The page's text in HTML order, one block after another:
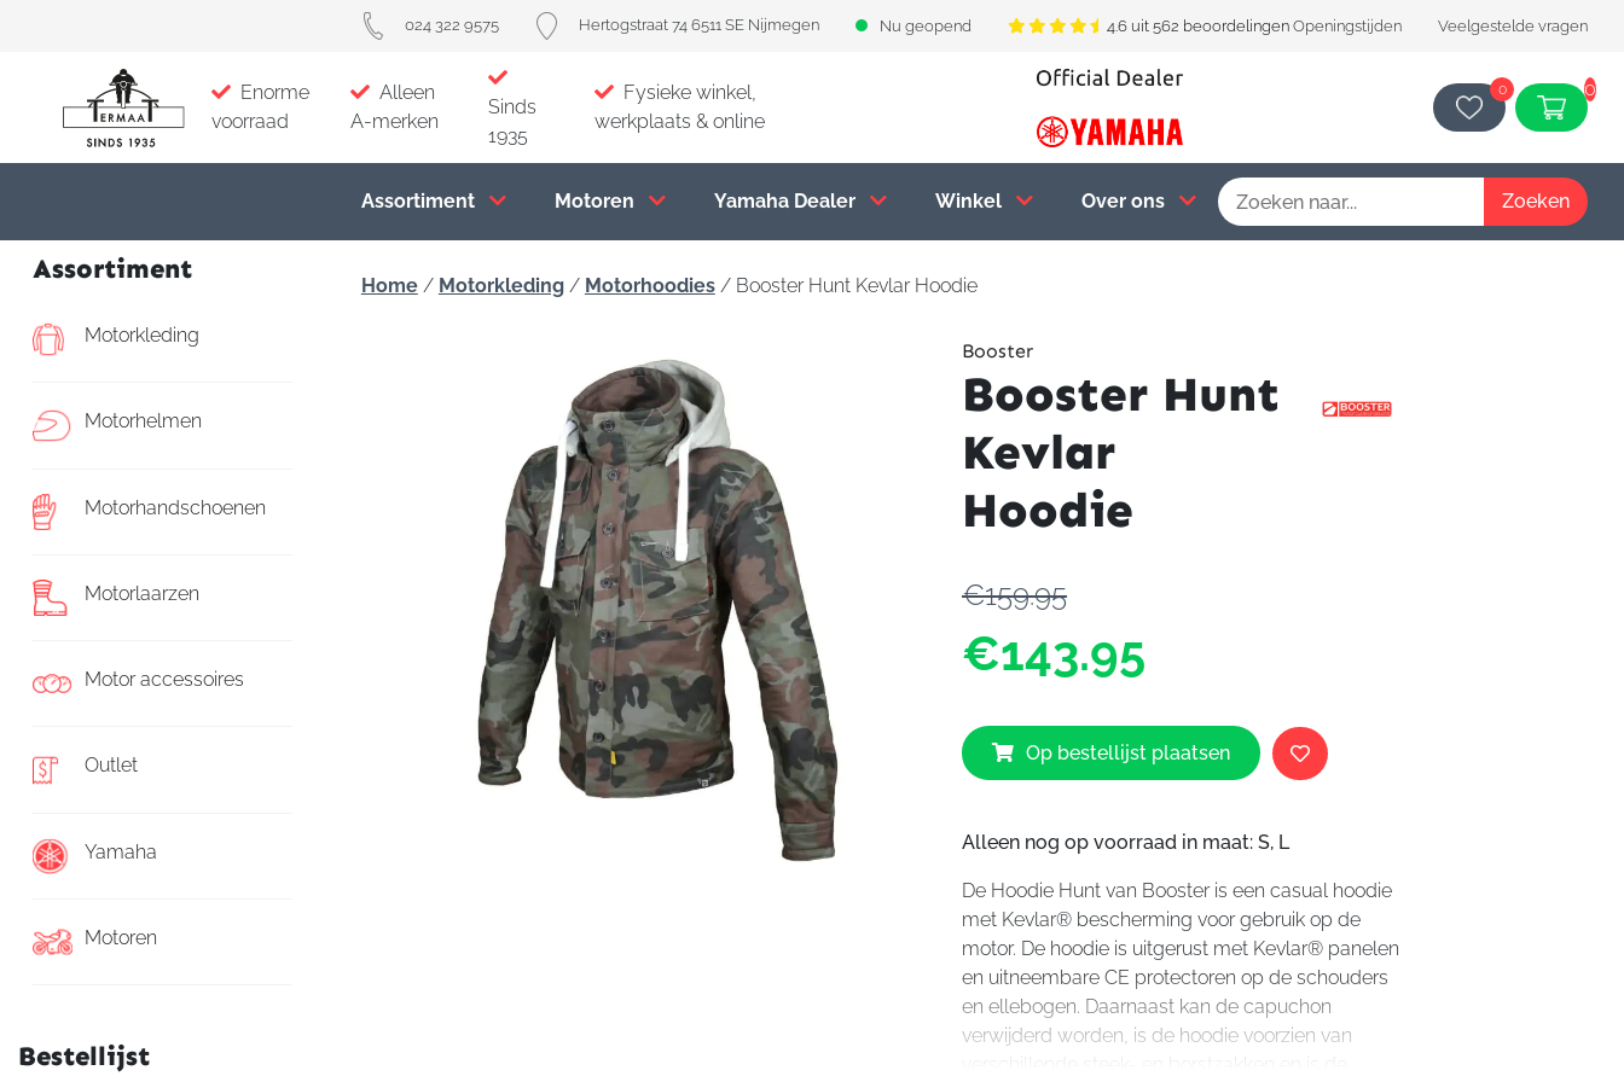
024 322 9575 Hertogstraat 74 6511 SE Nijmegen Nu geopend 4.6 uit 562 beoordelingen Openingstijden Veelgestelde vragen
Enorme
voorraad
Alleen
A-merken
Sinds
1935
Fysieke winkel,
werkplaats & online
0 0
Assortiment Motoren Yamaha Dealer Winkel Over ons
Assortiment
Motorkleding
Motorhelmen
Motorhandschoenen
Motorlaarzen
Motor accessoires
Outlet
Yamaha
Motoren
Bestellijst
Home/ Motorkleding/ Motorhoodies/ Booster Hunt Kevlar Hoodie
Booster
Booster Hunt
Kevlar
Hoodie
€159.95
€143.95
Op bestellijst plaatsen
Alleen nog op voorraad in maat: S, L
De Hoodie Hunt van Booster is een casual hoodie
met Kevlar® bescherming voor gebruik op de
motor. De hoodie is uitgerust met Kevlar® panelen
en uitneembare CE protectoren op de schouders
en ellebogen. Daarnaast kan de capuchon
verwijderd worden, is de hoodie voorzien van